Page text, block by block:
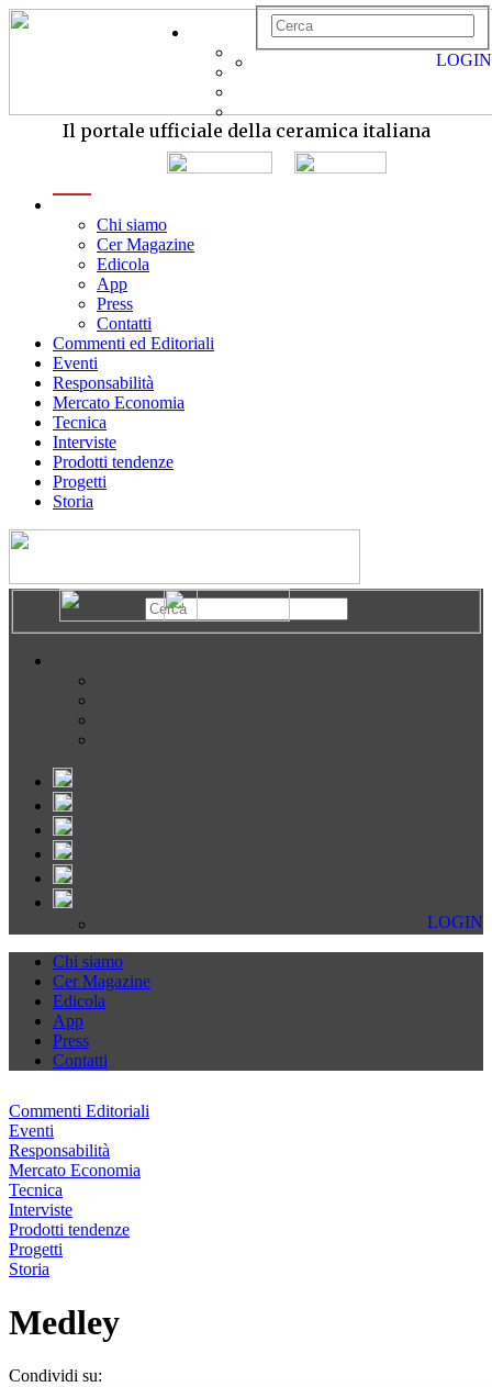
Il portale ufficiale della ceramica italiana
Chi siamo
Cer Magazine
Edicola
App
Press
Contatti
Commenti ed Editoriali
Eventi
Responsabilità
Mercato Economia
Tecnica
Interviste
Prodotti tendenze
Progetti
Storia
LOGIN
LOGIN
Chi siamo
Cer Magazine
Edicola
App
Press
Contatti
Commenti Editoriali
Eventi
Responsabilità
Mercato Economia
Tecnica
Interviste
Prodotti tendenze
Progetti
Storia
Medley
Condividi su: